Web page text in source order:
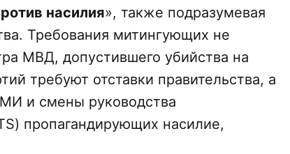
насилия», также подразумевая
Требования митингующих не
МВД, допустившего убийства на
требуют отставки правительства, а
и смены руководства
пропагандирующих насилие,